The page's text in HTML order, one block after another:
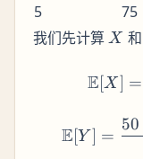
5
75
我们先计算 X
X 和
E[X] =
E[Y ] =
50